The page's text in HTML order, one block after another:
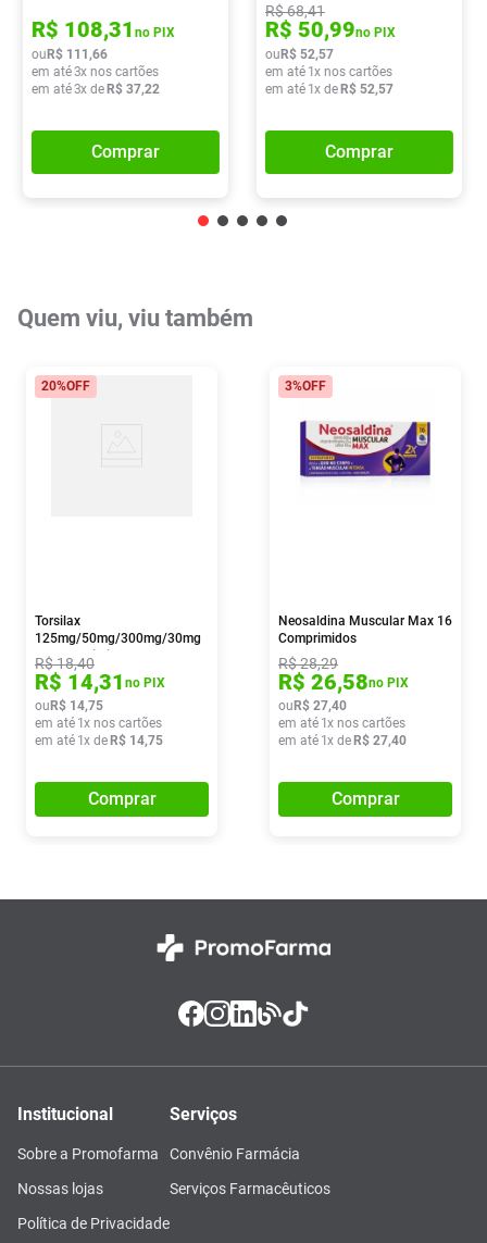
R$ 108,31 no PIX
ou R$ 111 ,66
em até3x nos cartões
em até3x de R$ 37,22
Comprar
R$68,41
R$ 50,99no PIX
ou R$ 52,57
em até 1x nos cartões
em até 1x de R$ 52,57
Comprar
Quem viu, viu também
20%OFF
Torsilax
125mg/50mg/300mg/30mg
12 Comprimidos
R$18,40
R$ 14,31 no PIX
ou R$ 14,75
em até 1x nos cartões
em até 1x de R$ 14,75
Comprar
3%OFF
Neosaldina Muscular Max 16
Comprimidos
R$28,29
R$ 26,58no PIX
ou R$ 27,40
em até 1x nos cartões
em até 1x de R$ 27,40
Comprar
Institucional
Sobre a Promofarma
Nossas lojas
Política de Privacidade
Serviços
Convênio Farmácia
Serviços Farmacêuticos